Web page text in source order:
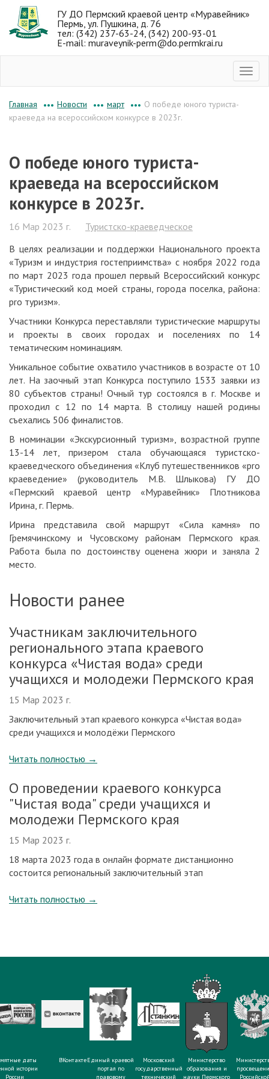
ГУ ДО Пермский краевой центр «Муравейник»
Пермь, ул. Пушкина, д. 76
тел: (342) 237-63-24, (342) 200-93-01
E-mail: muraveynik-perm@do.permkrai.ru
Главная ••• Новости ••• март ••• О победе юного туриста-
краеведа на всероссийском конкурсе в 2023г.
О победе юного туриста-
краеведа на всероссийском
конкурсе в 2023г.
16 Мар 2023 г.
Туристско-краеведческое
В целях реализации и поддержки Национального проекта
«Туризм и индустрия гостеприимства» с ноября 2022 года
по март 2023 года прошел первый Всероссийский конкурс
«Туристический код моей страны, города поселка, района:
pro туризм».
Участники Конкурса переставляли туристические маршруты
и проекты в своих городах и поселениях по 14
тематическим номинациям.
Уникальное событие охватило участников в возрасте от 10
лет. На заочный этап Конкурса поступило 1533 заявки из
80 субъектов страны! Очный тур состоялся в г. Москве и
проходил с 12 по 14 марта. В столицу нашей родины
съехались 506 финалистов.
В номинации «Экскурсионный туризм», возрастной группе
13-14 лет, призером стала обучающаяся туристско-
краеведческого объединения «Клуб путешественников «pro
краеведение» (руководитель М.В. Шлыкова) ГУ ДО
«Пермский краевой центр «Муравейник» Плотникова
Ирина, г. Пермь.
Ирина представила свой маршрут «Сила камня» по
Гремячинскому и Чусовскому районам Пермского края.
Работа была по достоинству оценена жюри и заняла 2
место.
Новости ранее
Участникам заключительного
регионального этапа краевого
конкурса «Чистая вода» среди
учащихся и молодежи Пермского края
15 Мар 2023 г.
Заключительный этап краевого конкурса «Чистая вода»
среди учащихся и молодёжи Пермского
Читать полностью →
О проведении краевого конкурса
"Чистая вода" среди учащихся и
молодежи Пермского края
15 Мар 2023 г.
18 марта 2023 года в онлайн формате дистанционно
состоится региональный заключительный этап
Читать полностью →
даты
истории
России
ВКонтактеЕдиный краевой
портал по
правовому
Московский
государственный
технический
Министерство
образования и
науки Пермского